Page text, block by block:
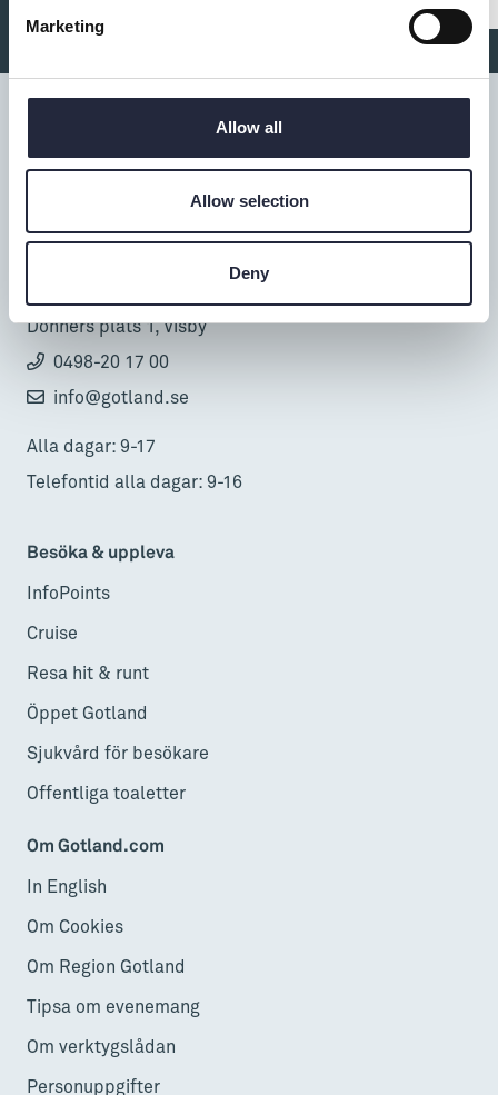
Marketing
Allow all
Allow selection
Deny
Donners plats 1, Visby
0498-20 17 00
info@gotland.se
Alla dagar: 9-17
Telefontid alla dagar: 9-16
Besöka & uppleva
InfoPoints
Cruise
Resa hit & runt
Öppet Gotland
Sjukvård för besökare
Offentliga toaletter
Om Gotland.com
In English
Om Cookies
Om Region Gotland
Tipsa om evenemang
Om verktygslådan
Personuppgifter